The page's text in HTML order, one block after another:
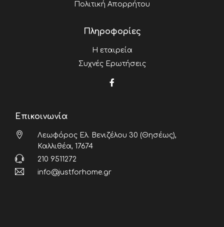
Πολιτική Απορρήτου
Πληροφορίες
Η εταιρεία
Συχνές Ερωτήσεις
Επικοινωνία
Λεωφόρος Ελ. Βενιζέλου 30 (Θησέως),
Καλλιθέα, 17674
210 9511272
info@justforhome.gr